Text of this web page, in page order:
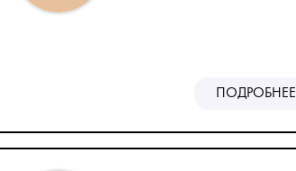
ПОДРОБНЕЕ